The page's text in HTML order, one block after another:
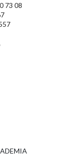
73 08